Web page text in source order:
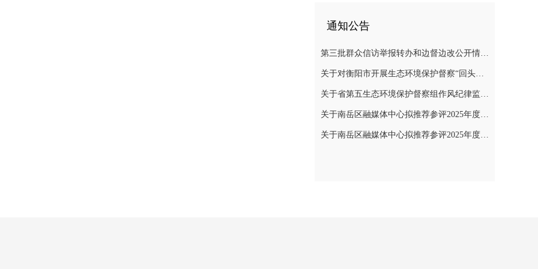
通知公告
第三批群众信访举报转办和边督边改公开情况一览表
关于对衡阳市开展生态环境保护督察“回头看”的公告
关于省第五生态环境保护督察组作风纪律监督举报方式的公告
关于南岳区融媒体中心拟推荐参评2025年度“湖南广播电视奖”县融专项奖评选作品的公示
关于南岳区融媒体中心拟推荐参评2025年度湖南新闻奖作品的公示